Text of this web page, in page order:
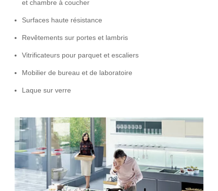
et chambre à coucher
Surfaces haute résistance
Revêtements sur portes et lambris
Vitrificateurs pour parquet et escaliers
Mobilier de bureau et de laboratoire
Laque sur verre